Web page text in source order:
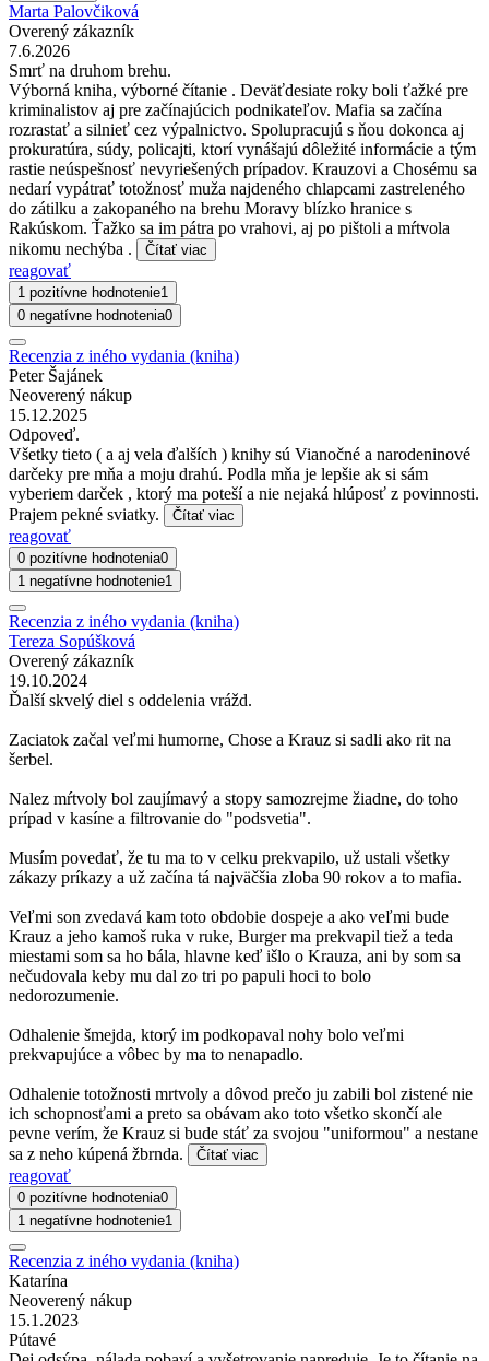
Marta Palovčiková
Overený zákazník
7.6.2026
Smrť na druhom brehu.
Výborná kniha, výborné čítanie . Deväťdesiate roky boli ťažké pre
kriminalistov aj pre začínajúcich podnikateľov. Mafia sa začína
rozrastať a silnieť cez výpalnictvo. Spolupracujú s ňou dokonca aj
prokuratúra, súdy, policajti, ktorí vynášajú dôležité informácie a tým
rastie neúspešnosť nevyriešených prípadov. Krauzovi a Chosému sa
nedarí vypátrať totožnosť muža najdeného chlapcami zastreleného
do zátilku a zakopaného na brehu Moravy blízko hranice s
Rakúskom. Ťažko sa im pátra po vrahovi, aj po pištoli a mŕtvola
nikomu nechýba .
Čítať viac
reagovať
1 pozitívne hodnotenie1
0 negatívne hodnotenia0
Recenzia z iného vydania (kniha)
Peter Šajánek
Neoverený nákup
15.12.2025
Odpoveď.
Všetky tieto ( a aj vela ďalších ) knihy sú Vianočné a narodeninové
darčeky pre mňa a moju drahú. Podla mňa je lepšie ak si sám
vyberiem darček , ktorý ma poteší a nie nejaká hlúposť z povinnosti.
Prajem pekné sviatky.
Čítať viac
reagovať
0 pozitívne hodnotenia0
1 negatívne hodnotenie1
Recenzia z iného vydania (kniha)
Tereza Sopúšková
Overený zákazník
19.10.2024
Ďalší skvelý diel s oddelenia vrážd.
Zaciatok začal veľmi humorne, Chose a Krauz si sadli ako rit na
šerbel.
Nalez mŕtvoly bol zaujímavý a stopy samozrejme žiadne, do toho
prípad v kasíne a filtrovanie do "podsvetia".
Musím povedať, že tu ma to v celku prekvapilo, už ustali všetky
zákazy príkazy a už začína tá najväčšia zloba 90 rokov a to mafia.
Veľmi son zvedavá kam toto obdobie dospeje a ako veľmi bude
Krauz a jeho kamoš ruka v ruke, Burger ma prekvapil tiež a teda
miestami som sa ho bála, hlavne keď išlo o Krauza, ani by som sa
nečudovala keby mu dal zo tri po papuli hoci to bolo
nedorozumenie.
Odhalenie šmejda, ktorý im podkopaval nohy bolo veľmi
prekvapujúce a vôbec by ma to nenapadlo.
Odhalenie totožnosti mrtvoly a dôvod prečo ju zabili bol zistené nie
ich schopnosťami a preto sa obávam ako toto všetko skončí ale
pevne verím, že Krauz si bude stáť za svojou "uniformou" a nestane
sa z neho kúpená žbrnda.
Čítať viac
reagovať
0 pozitívne hodnotenia0
1 negatívne hodnotenie1
Recenzia z iného vydania (kniha)
Katarína
Neoverený nákup
15.1.2023
Pútavé